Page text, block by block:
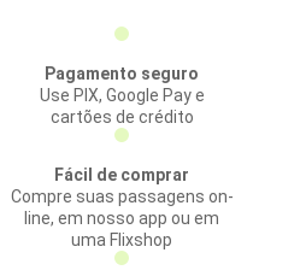
Pagamento seguro
Use PIX, Google Pay e
cartões de crédito
Fácil de comprar
Compre suas passagens on-
line, em nosso app ou em
uma Flixshop